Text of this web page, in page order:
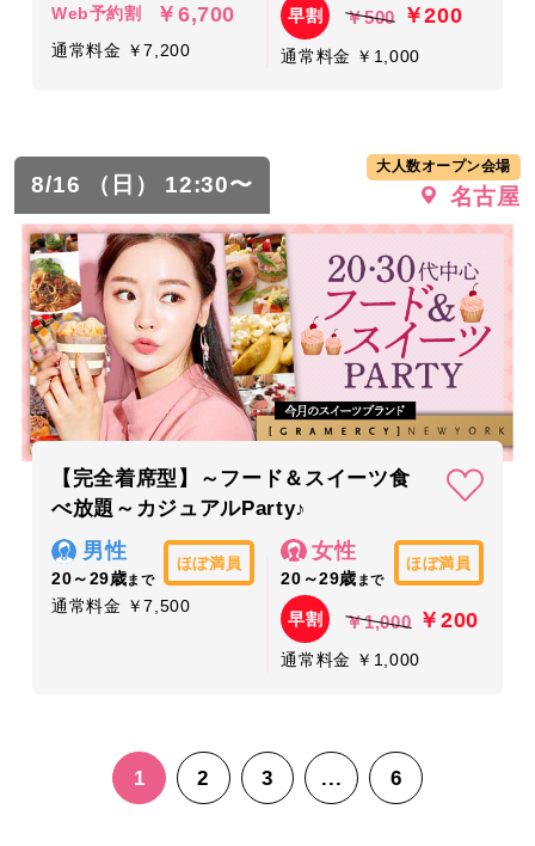
Web予約割 ￥6,700
通常料金 ￥7,200
早割 ￥500 ￥200
通常料金 ￥1,000
8/16 （日） 12:30〜
大人数オープン会場
名古屋
【完全着席型】～フード＆スイーツ食
べ放題～カジュアルParty♪
男性
20～29歳まで
ほぼ満員
通常料金 ￥7,500
女性
20～29歳 まで
ほぼ満員
早割 ￥1,000 ￥200
通常料金 ￥1,000
1 2 3 ... 6